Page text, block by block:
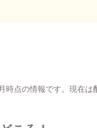
時点の情報です。現在